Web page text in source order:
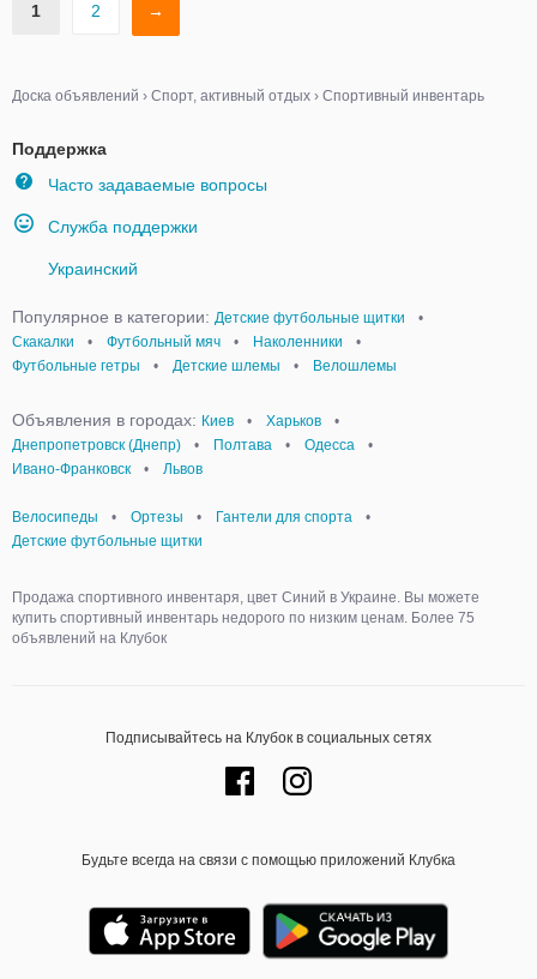
1 2 →
Доска объявлений › Спорт, активный отдых › Спортивный инвентарь
Поддержка
Часто задаваемые вопросы
Служба поддержки
Украинский
Популярное в категории: Детские футбольные щитки
•
Скакалки
• Футбольный мяч • Наколенники
•
Футбольные гетры
• Детские шлемы • Велошлемы
Объявления в городах: Киев • Харьков
•
Днепропетровск (Днепр)
• Полтава • Одесса
•
Ивано-Франковск
• Львов
Велосипеды • Ортезы • Гантели для спорта
•
Детские футбольные щитки
Продажа спортивного инвентаря, цвет Синий в Украине. Вы можете
купить спортивный инвентарь недорого по низким ценам. Более 75
объявлений на Клубок
Подписывайтесь на Клубок в социальных сетях
Будьте всегда на связи с помощью приложений Клубка